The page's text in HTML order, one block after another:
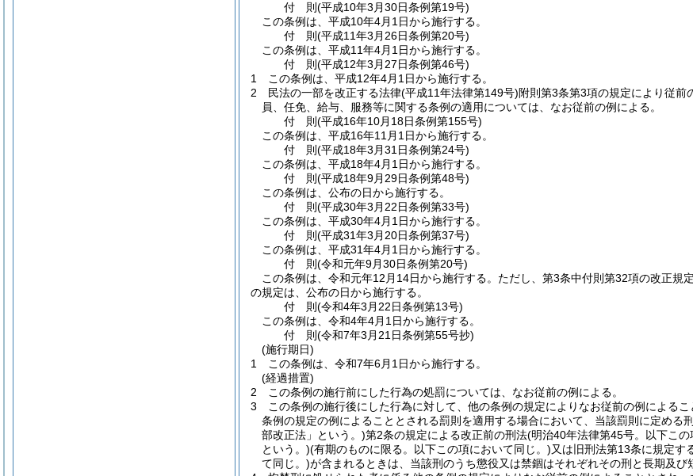
付 則(平成10年3月30日条例第19号)
この条例は、平成10年4月1日から施行する。
付 則(平成11年3月26日条例第20号)
この条例は、平成11年4月1日から施行する。
付 則(平成12年3月27日条例第46号)
1
この条例は、平成12年4月1日から施行する。
2
民法の一部を改正する法律(平成11年法律第149号)附則第3条第3項の規定により従
員、任免、給与、服務等に関する条例の適用については、なお従前の例による。
付 則(平成16年10月18日条例第155号)
この条例は、平成16年11月1日から施行する。
付 則(平成18年3月31日条例第24号)
この条例は、平成18年4月1日から施行する。
付 則(平成18年9月29日条例第48号)
この条例は、公布の日から施行する。
付 則(平成30年3月22日条例第33号)
この条例は、平成30年4月1日から施行する。
付 則(平成31年3月20日条例第37号)
この条例は、平成31年4月1日から施行する。
付 則(令和元年9月30日条例第20号)
この条例は、令和元年12月14日から施行する。 ただし、第3条中付則第32項の改正規
の規定は、公布の日から施行する。
付 則(令和4年3月22日条例第13号)
この条例は、令和4年4月1日から施行する。
付 則(令和7年3月21日条例第55号抄)
(施行期日)
1
この条例は、令和7年6月1日から施行する。
(経過措置)
2
この条例の施行前にした行為の処罰については、なお従前の例による。
3
この条例の施行後にした行為に対して、他の条例の規定によりなお従前の例による
条例の規定の例によることとされる罰則を適用する場合において、当該罰則に定める
部改正法」という。)第2条の規定による改正前の刑法(明治40年法律第45号。以下こ
という。)(有期のものに限る。以下この項において同じ。)又は旧刑法第13条に規定す
て同じ。)が含まれるときは、当該刑のうち懲役又は禁錮はそれぞれその刑と長期及び